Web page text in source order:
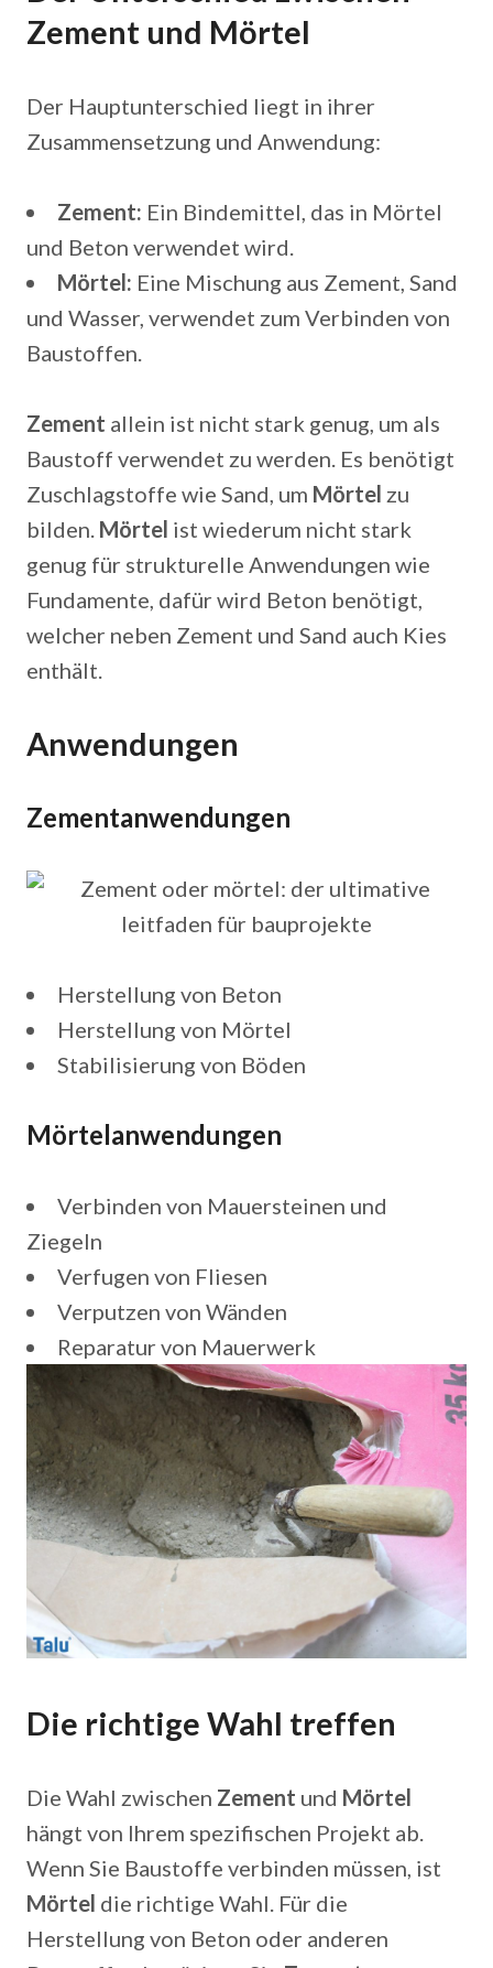
Zement und Mörtel
Der Hauptunterschied liegt in ihrer
Zusammensetzung und Anwendung:
Zement: Ein Bindemittel, das in Mörtel
und Beton verwendet wird.
Mörtel: Eine Mischung aus Zement, Sand
und Wasser, verwendet zum Verbinden von
Baustoffen.
Zement allein ist nicht stark genug, um als
Baustoff verwendet zu werden. Es benötigt
Zuschlagstoffe wie Sand, um Mörtel zu
bilden. Mörtel ist wiederum nicht stark
genug für strukturelle Anwendungen wie
Fundamente, dafür wird Beton benötigt,
welcher neben Zement und Sand auch Kies
enthält.
Anwendungen
Zementanwendungen
Herstellung von Beton
Herstellung von Mörtel
Stabilisierung von Böden
Mörtelanwendungen
Verbinden von Mauersteinen und
Ziegeln
Verfugen von Fliesen
Verputzen von Wänden
Reparatur von Mauerwerk
Die richtige Wahl treffen
Die Wahl zwischen Zement und Mörtel
hängt von Ihrem spezifischen Projekt ab.
Wenn Sie Baustoffe verbinden müssen, ist
Mörtel die richtige Wahl. Für die
Herstellung von Beton oder anderen